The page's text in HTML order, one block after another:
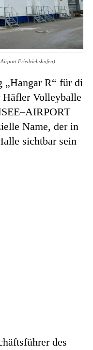
Airport Friedrichshafen)
„Hangar R“ für di
Häfler Volleyballe
Name, der in
sichtbar sein
des